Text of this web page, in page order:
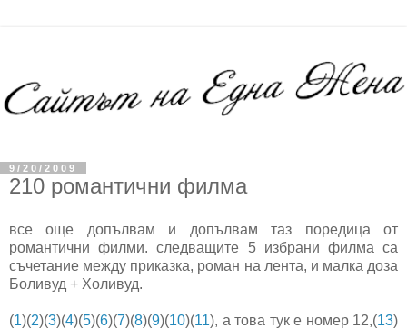
9/20/2009
210 романтични филма
все още допълвам и допълвам таз поредица от
романтични филми. следващите 5 избрани филма са
съчетание между приказка, роман на лента, и малка доза
Боливуд + Холивуд.
(1)(2)(3)(4)(5)(6)(7)(8)(9)(10)(11), а това тук е номер 12,(13)